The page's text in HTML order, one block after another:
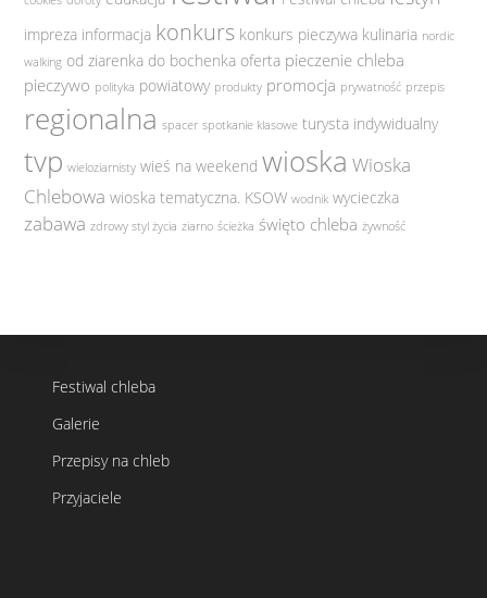
impreza informacja konkurs konkurs pieczywa kulinaria nordic
walking od ziarenka do bochenka oferta pieczenie chleba
pieczywo polityka powiatowy produkty promocja prywatność przepis
regionalna spacer spotkanie klasowe turysta indywidualny
tvp wieloziarnisty wieś na weekend wioska Wioska
Chlebowa wioska tematyczna. KSOW wodnik wycieczka
zabawa zdrowy styl życia ziarno ścieżka święto chleba żywność
Festiwal chleba
Galerie
Przepisy na chleb
Przyjaciele